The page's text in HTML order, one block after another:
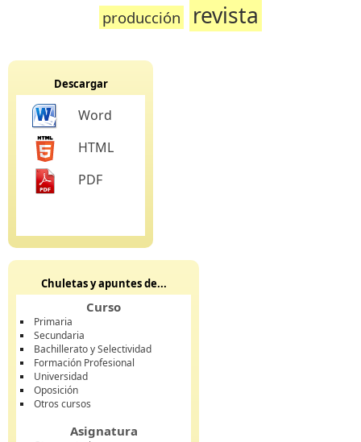
producción revista
Descargar
Word
HTML
PDF
Chuletas y apuntes de...
Curso
Primaria
Secundaria
Bachillerato y Selectividad
Formación Profesional
Universidad
Oposición
Otros cursos
Asignatura